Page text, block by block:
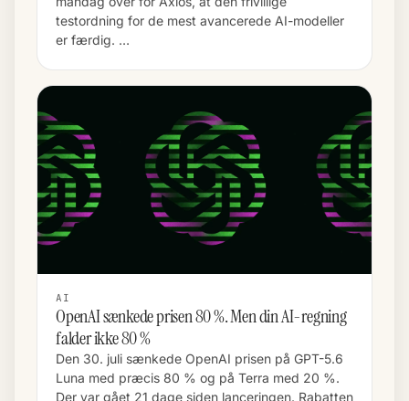
testordning for de mest avancerede AI-modeller
er færdig. …
AI
OpenAI sænkede prisen 80 %. Men din AI-regning
falder ikke 80 %
Den 30. juli sænkede OpenAI prisen på GPT-5.6
Luna med præcis 80 % og på Terra med 20 %.
Der var gået 21 dage siden lanceringen. Rabatten